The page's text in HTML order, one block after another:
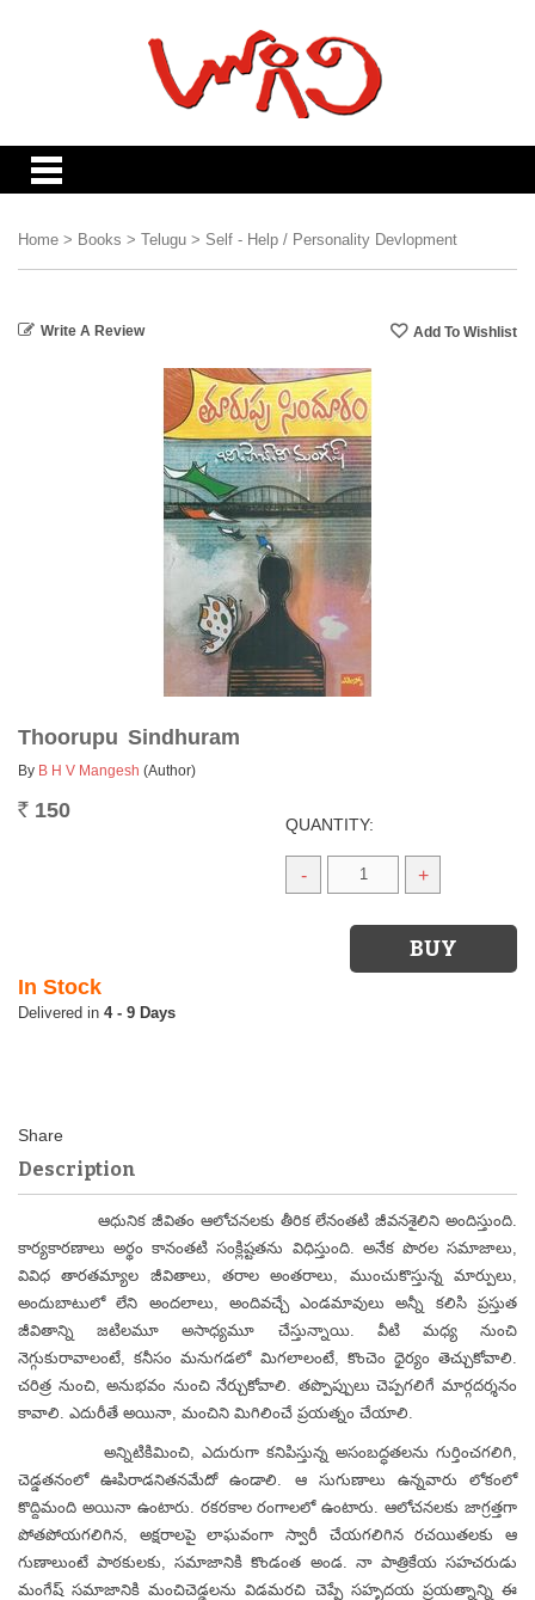
Home > Books > Telugu > Self - Help / Personality Devlopment
Write A Review
Thoorupu Sindhuram
By B H V Mangesh (Author)
Rs. 150
QUANTITY:
- +
In Stock
4 - 9 Days
Description
ఆధునిక జీవితం ఆలోచనలకు తీరిక లేనంతటి జీవనశైలిని అందిస్తుంది.
కార్యకారణాలు అర్థం కానంతటి సంక్లిష్టతను విధిస్తుంది. అనేక పొరల సమాజాలు,
వివిధ తారతమ్యాల జీవితాలు, తరాల అంతరాలు, ముంచుకొస్తున్న మార్పులు,
అందుబాటులో లేని అందలాలు, అందివచ్చే ఎండమావులు అన్నీ కలిసి ప్రస్తుత
జీవితాన్ని జటిలమూ అసాధ్యమూ చేస్తున్నాయి. వీటి మధ్య నుంచి
నెగ్గుకురావాలంటే, కనీసం మనుగడలో మిగలాలంటే, కొంచెం ధైర్యం తెచ్చుకోవాలి.
చరిత్ర నుంచి, అనుభవం నుంచి నేర్చుకోవాలి. తప్పొప్పులు చెప్పగలిగే మార్గదర్శనం
కావాలి. ఎదురీతే అయినా, మంచిని మిగిలించే ప్రయత్నం చేయాలి.
అన్నిటికిమించి, ఎదురుగా కనిపిస్తున్న అసంబద్ధతలను గుర్తించగలిగి,
చెడ్డతనంలో ఊపిరాడనితనమేదో ఉండాలి. ఆ సుగుణాలు ఉన్నవారు లోకంలో
కొద్దిమంది అయినా ఉంటారు. రకరకాల రంగాలలో ఉంటారు. ఆలోచనలకు జాగ్రత్తగా
పోతపోయగలిగిన, అక్షరాలపై లాఘవంగా స్వారీ చేయగలిగిన రచయితలకు ఆ
గుణాలుంటే పాఠకులకు, సమాజానికి కొండంత అండ. నా పాత్రికేయ సహచరుడు
మంగేష్ సమాజానికి మంచిచెడ్డలను విడమరచి చెప్పే సహృదయ ప్రయత్నాన్ని ఈ